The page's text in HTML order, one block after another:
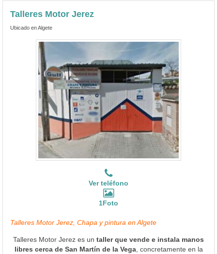
Talleres Motor Jerez
Ubicado en Algete
Ver teléfono
1Foto
Talleres Motor Jerez, Chapa y pintura en Algete
Talleres Motor Jerez es un taller que vende e instala manos
libres cerca de San Martín de la Vega, concretamente en la